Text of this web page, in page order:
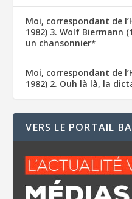
Moi, correspondant de
1982) 3. Wolf Biermann
un chansonnier*
Moi, correspondant de
1982) 2. Ouh là là, la
VERS LE PORTAIL